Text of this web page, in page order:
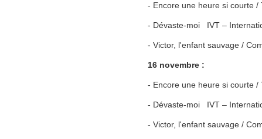
- Encore une heure si courte
- Dévaste-moi IVT –
- Victor, l'enfant sauvage /
16 novembre :
- Encore une heure si courte
- Dévaste-moi IVT –
- Victor, l'enfant sauvage /